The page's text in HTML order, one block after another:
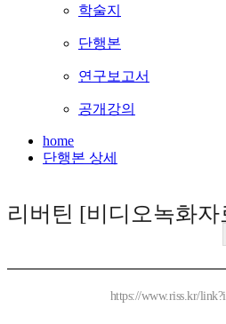
학술지
단행본
연구보고서
공개강의
home
단행본 상세
리버틴 [비디오녹화자
https://www.riss.kr/